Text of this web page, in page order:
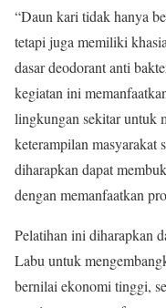
“Daun kari tidak hanya
tetapi juga memiliki
dasar deodorant anti
kegiatan ini
lingkungan sekitar untuk
keterampilan masyarakat
diharapkan dapat
dengan memanfaatkan
Pelatihan ini diharapkan
Labu untuk
bernilai ekonomi tinggi,